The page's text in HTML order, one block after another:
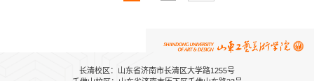
长清校区：山东省济南市长清区大学路1255号